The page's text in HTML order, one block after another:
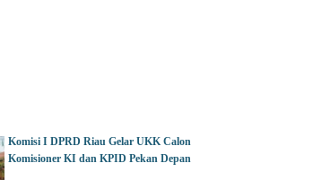
Komisi I DPRD Riau Gelar UKK Calon
Komisioner KI dan KPID Pekan Depan